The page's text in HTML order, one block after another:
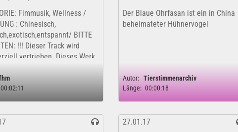
Fimmusik, Wellness /
: Chinesisch,
BITTE
!!! Dieser Track wird
vertrieben. Dieses Werk
für eine rein private,...
00:02:11
Der Blaue Ohrfasan ist ein in China
beheimateter Hühnervogel
Autor: Tierstimmenarchiv
Länge: 00:00:18
27.01.17